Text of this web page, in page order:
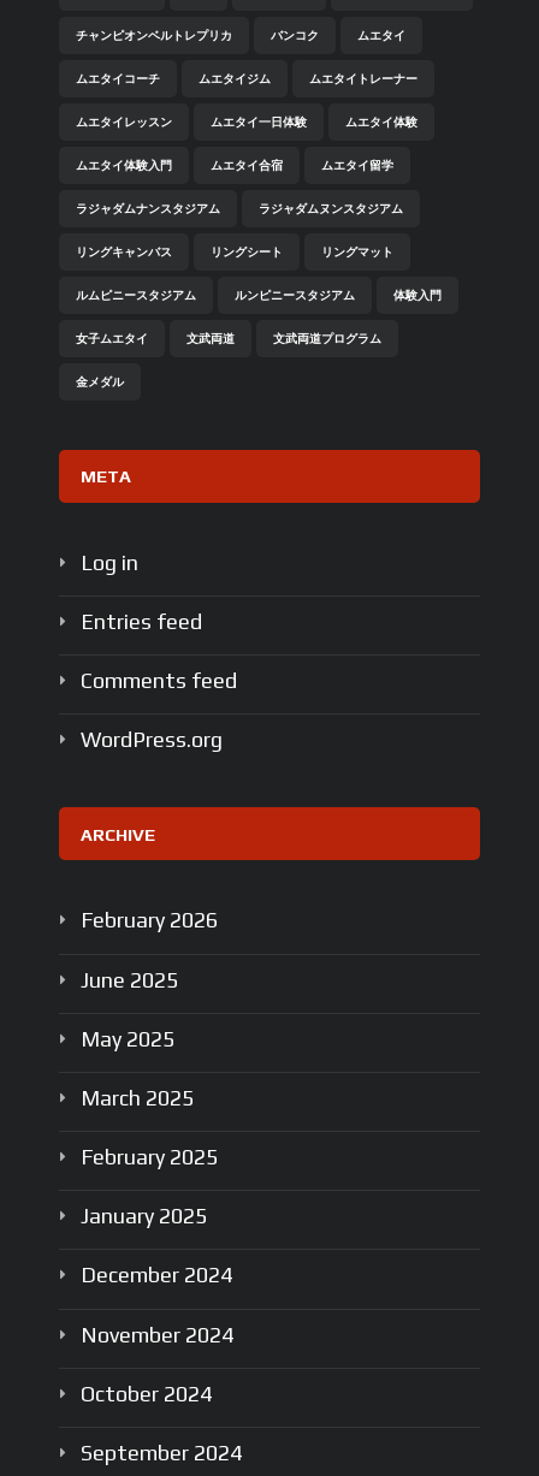
チャンピオンベルトレプリカ バンコク ムエタイ
ムエタイコーチ ムエタイジム ムエタイトレーナー
ムエタイレッスン ムエタイ一日体験 ムエタイ体験
ムエタイ体験入門 ムエタイ合宿 ムエタイ留学
ラジャダムナンスタジアム ラジャダムヌンスタジアム
リングキャンバス リングシート リングマット
ルムピニースタジアム ルンピニースタジアム 体験入門
女子ムエタイ 文武両道 文武両道プログラム
金メダル
META
Log in
Entries feed
Comments feed
WordPress.org
ARCHIVE
February 2026
June 2025
May 2025
March 2025
February 2025
January 2025
December 2024
November 2024
October 2024
September 2024